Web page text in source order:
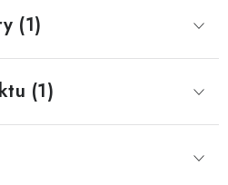
(1)
(1)